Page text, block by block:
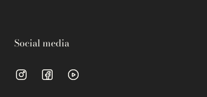
Social media